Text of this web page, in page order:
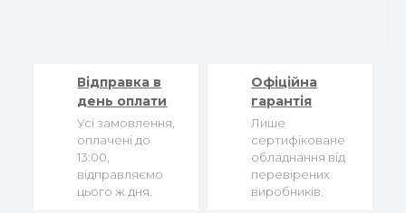
Відправка в
день оплати
Усі замовлення,
оплачені до
13:00,
відправляємо
цього ж дня.
Офіційна
гарантія
Лише
сертифіковане
обладнання від
перевірених
виробників.